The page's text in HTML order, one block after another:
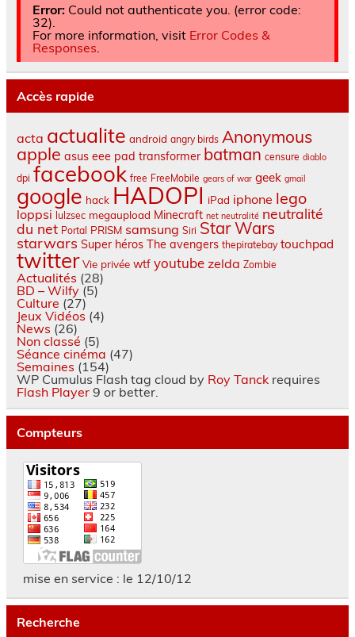
Error:Could not authenticate you. (error code:
32).
For more information, visit Error Codes &
Responses
Accès rapide
acta actualite android angry birds Anonymous
apple asus eee pad transformer batman censure diablo
dpi facebook free FreeMobile gears of war geek gmail
google hack HADOPI iPad iphone lego
loppsi lulzsec megaupload Minecraft net neutralité neutralité
du net Portal PRISM samsung Siri Star Wars
starwars Super héros The avengers thepiratebay touchpad
twitter Vie privée wtf youtube zelda Zombie
Actualités (28)
BD – Wilfy(5)
Culture (27)
Jeux Vidéos (4)
News (26)
Non classé (5)
Séance cinéma (47)
Semaines (154)
WP Cumulus Flash tag cloud by Roy Tanckrequires
Flash Player9 or better.
Compteurs
mise en service : le 12/10/12
Recherche